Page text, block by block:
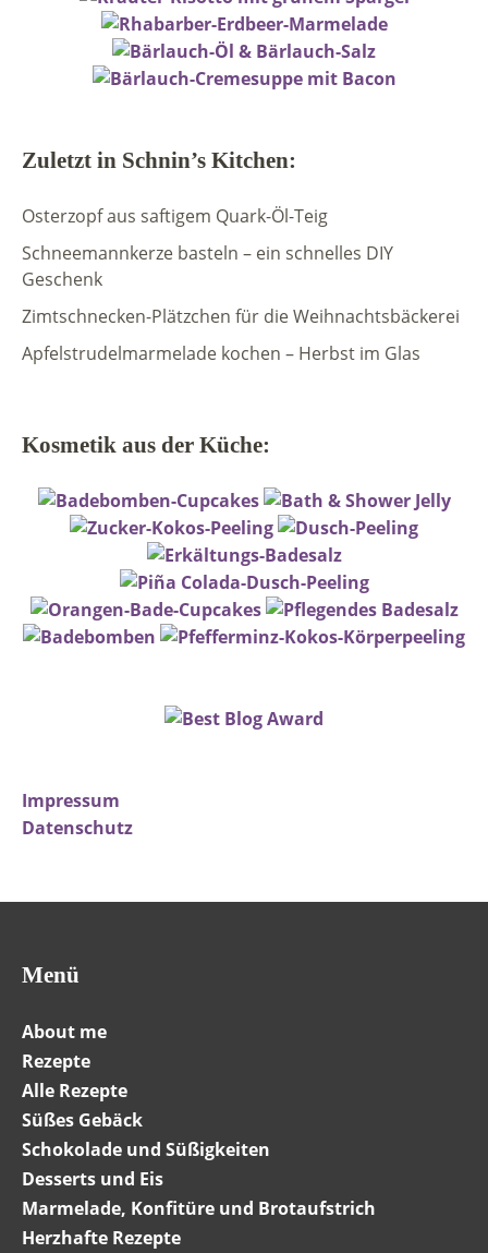
Zuletzt in Schnin’s Kitchen:
Osterzopf aus saftigem Quark-Öl-Teig
Schneemannkerze basteln – ein schnelles DIY
Geschenk
Zimtschnecken-Plätzchen für die Weihnachtsbäckerei
Apfelstrudelmarmelade kochen – Herbst im Glas
Kosmetik aus der Küche:
Impressum
Datenschutz
Menü
About me
Rezepte
Alle Rezepte
Süßes Gebäck
Schokolade und Süßigkeiten
Desserts und Eis
Marmelade, Konfitüre und Brotaufstrich
Herzhafte Rezepte